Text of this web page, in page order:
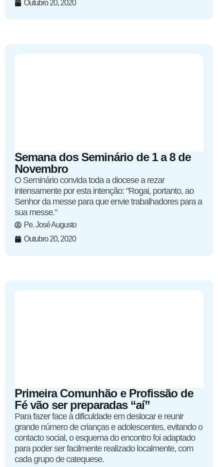
Outubro 20, 2020
Semana dos Seminário de 1 a 8 de
Novembro
O Seminário convida toda a diocese a rezar
intensamente por esta intenção: "Rogai, portanto, ao
Senhor da messe para que envie trabalhadores para a
sua messe."
Pe. José Augusto
Outubro 20, 2020
Primeira Comunhão e Profissão de
Fé vão ser preparadas “aí”
Para fazer face à dificuldade em deslocar e reunir
grande número de crianças e adolescentes, evitando o
contacto social, o esquema do encontro foi adaptado
para poder ser facilmente realizado localmente, com
cada grupo de catequese.